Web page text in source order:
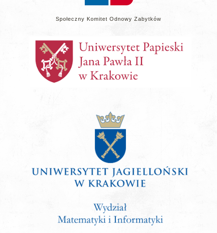
Społeczny Komitet Odnowy Zabytków